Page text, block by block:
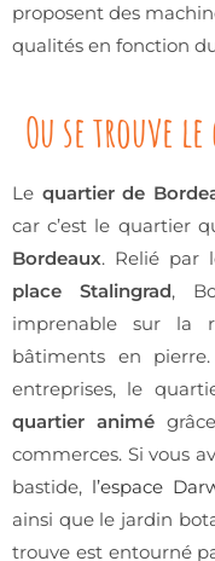
proposent des
qualités en fonction
Ou se trouve
Le quartier de
car c’est le quartier
Bordeaux. Relié par
place Stalingrad,
imprenable sur la
bâtiments en
entreprises, le
quartier animé
commerces. Si vous
bastide, l’espace
ainsi que le jardin
trouve est entourné